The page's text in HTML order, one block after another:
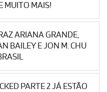
MUITO MAIS!
ARIANA GRANDE,
BAILEY E JON M. CHU
PARTE 2 JÁ ESTÃO